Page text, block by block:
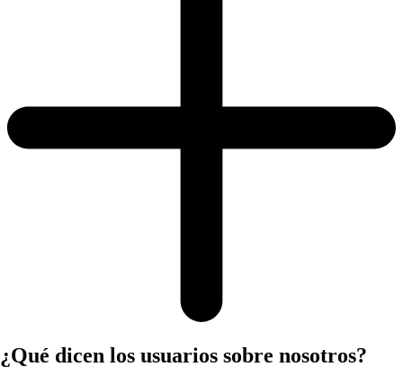
¿Qué dicen los usuarios sobre nosotros?